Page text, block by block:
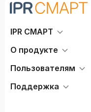
IPR СМАРТ
О продукте
Пользователям
Поддержка